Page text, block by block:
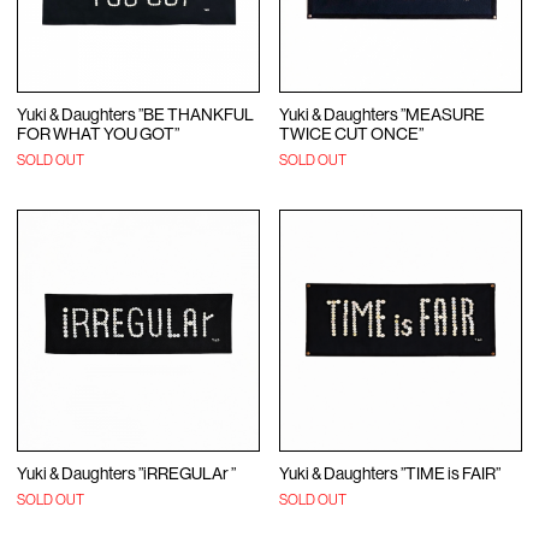
Yuki & Daughters ”BE THANKFUL
FOR WHAT YOU GOT”
SOLD OUT
Yuki & Daughters ”MEASURE
TWICE CUT ONCE”
SOLD OUT
Yuki & Daughters ”iRREGULAr ”
SOLD OUT
Yuki & Daughters ”TIME is FAIR”
SOLD OUT